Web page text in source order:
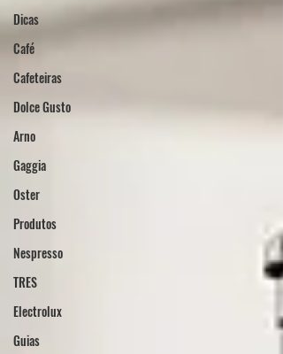
Dicas
Café
Cafeteiras
Dolce Gusto
Arno
Gaggia
Oster
Produtos
Nespresso
TRES
Electrolux
Guias